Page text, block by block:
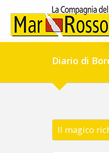
Diario di
Il magico